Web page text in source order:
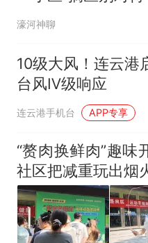
濠河神聊
10级大风！连云港
台风Ⅳ级响应
连云港手机台 APP专享
“赘肉换鲜肉”趣味
社区把减重玩出烟